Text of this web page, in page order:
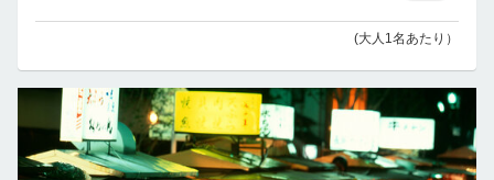
(大人1名あたり）